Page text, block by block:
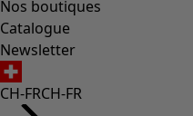
Nos boutiques
Catalogue
Newsletter
CH-FRCH-FR